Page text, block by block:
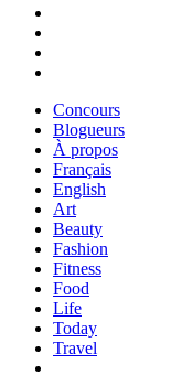
Concours
Blogueurs
À propos
Français
English
Art
Beauty
Fashion
Fitness
Food
Life
Today
Travel